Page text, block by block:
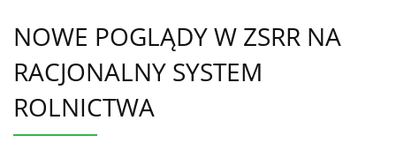
NOWE POGLĄDY W ZSRR NA
RACJONALNY SYSTEM
ROLNICTWA